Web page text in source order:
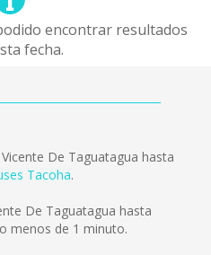
encontrar resultados
fecha.
De Taguatagua hasta
Tacoha.
De Taguatagua hasta
menos de 1 minuto.